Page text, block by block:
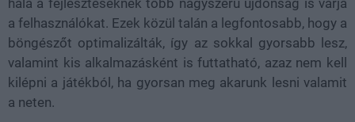
hála a fejlesztéseknek több nagyszerű újdonság is várja
a felhasználókat. Ezek közül talán a legfontosabb, hogy a
böngészőt optimalizálták, így az sokkal gyorsabb lesz,
valamint kis alkalmazásként is futtatható, azaz nem kell
kilépni a játékból, ha gyorsan meg akarunk lesni valamit
a neten.